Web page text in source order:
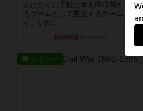
とにかくお手軽にすき間時間をうめ
るゲームとして重宝するゲームで
す。いわ...
約3時間前
レビュー